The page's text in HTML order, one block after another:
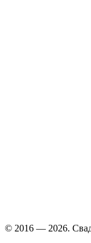
© 2016 — 2026.